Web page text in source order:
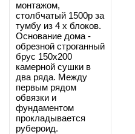
монтажом,
столбчатый 1500р за
тумбу из 4 х блоков.
Основание дома -
обрезной строганный
брус 150х200
камерной сушки в
два ряда. Между
первым рядом
обвязки и
фундаментом
прокладывается
рубероид.